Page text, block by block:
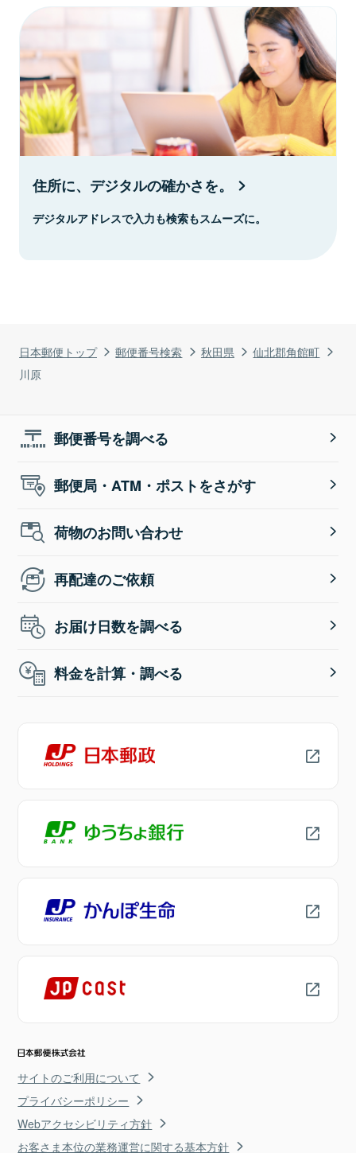
日本郵便トップ 郵便番号検索 秋田県
仙北郡角館町
川原
住所に、デジタルの確かさを。
デジタルアドレスで入力も検索もスムーズに。
郵便番号を調べる
郵便局・ATM・ポストをさがす
荷物のお問い合わせ
再配達のご依頼
お届け日数を調べる
料金を計算・調べる
サイトのご利用について
プライバシーポリシー
Webアクセシビリティ方針
お客さま本位の業務運営に関する基本方針